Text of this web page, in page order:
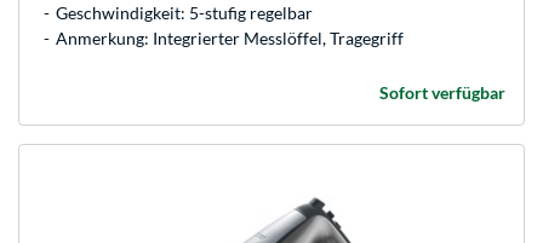
Geschwindigkeit: 5-stufig regelbar
Anmerkung: Integrierter Messlöffel, Tragegriff
Sofort verfügbar